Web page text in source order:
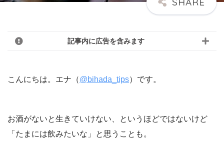
記事内に広告を含みます
こんにちは。エナ（@bihada_tips）です。
お酒がないと生きていけない、というほどではないけど
「たまには飲みたいな」と思うことも。